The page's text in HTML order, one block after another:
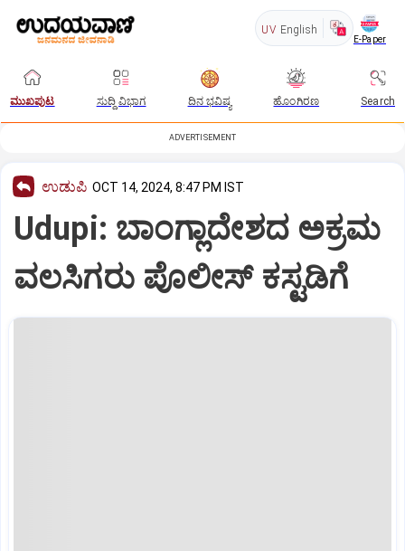
UV English
E-Paper
ಮುಖಪುಟ ಸುದ್ದಿ ವಿಭಾಗ ದಿನ ಭವಿಷ್ಯ ಹೊಂಗಿರಣ Search
ADVERTISEMENT
ಉಡುಪಿ OCT 14, 2024, 8:47 PM IST
Udupi: ಬಾಂಗ್ಲಾದೇಶದ ಅಕ್ರಮ
ವಲಸಿಗರು ಪೊಲೀಸ್‌ ಕಸ್ಟಡಿಗೆ